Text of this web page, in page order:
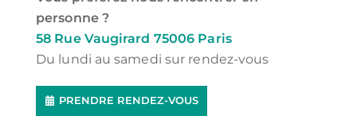
personne ?
58 Rue Vaugirard 75006 Paris
Du lundi au samedi sur rendez-vous
PRENDRE RENDEZ-VOUS